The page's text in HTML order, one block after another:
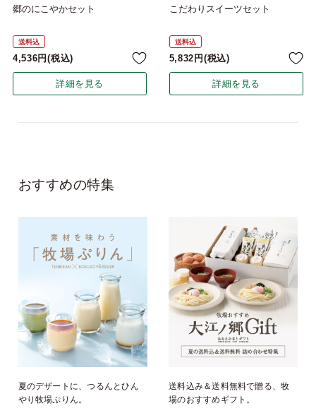
郷のにこやかセット
送料込
4,536 税込
詳細を見る
こだわりスイーツセット
送料込
5,832 税込
詳細を見る
おすすめの特集
夏のデザートに、つるんとひん
やり牧場ぷりん。
送料込み＆送料無料で贈る、牧
場のおすすめギフト。